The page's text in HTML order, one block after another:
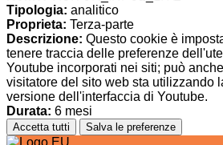
Tipologia: analitico
Proprieta: Terza-parte
Descrizione: Questo cookie è
tenere traccia delle preferenze
Youtube incorporati nei siti; può
visitatore del sito web sta utilizzando
versione dell'interfaccia di Youtube.
Durata: 6 mesi
Accetta tutti Salva le preferenze